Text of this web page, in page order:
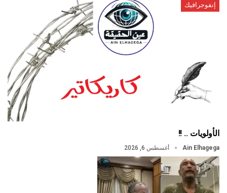
إنفوجرافيك
الأولويات .. !!
Ain Elhagega أغسطس 6, 2026